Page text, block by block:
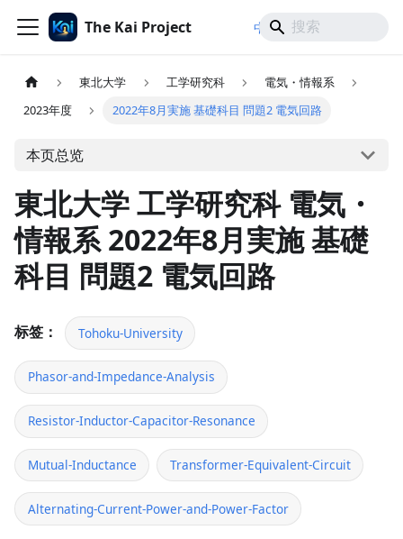
The Kai Project 中文/ 日本語
東北大学 工学研究科
電気・情報系
2023年度
2022年8月実施 基礎科目 問題2 電気回路
本页总览
東北大学 工学研究科 電気・
情報系 2022年8月実施 基礎
科目 問題2 電気回路
标签： Tohoku-University
Phasor-and-Impedance-Analysis
Resistor-Inductor-Capacitor-Resonance
Mutual-Inductance Transformer-Equivalent-Circuit
Alternating-Current-Power-and-Power-Factor